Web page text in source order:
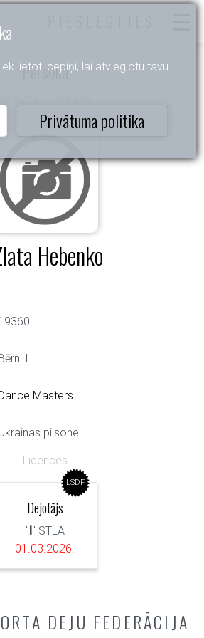
lietoti cepiņi, lai atvieglotu tavu
Privātuma politika
Persona
Hebenko
I
Masters
pilsone
LSDF
Dejotājs
"I" STLA
01.03.2026.
DEJU FEDERĀCIJA